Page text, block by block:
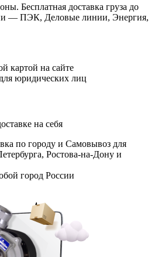
Бесплатная доставка груза до
— ПЭК, Деловые линии, Энергия,
картой на сайте
юридических лиц
на себя
по городу и Самовывоз для
Ростова-на-Дону и
город России